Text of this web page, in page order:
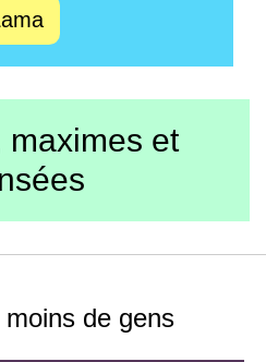
maximes et
de gens